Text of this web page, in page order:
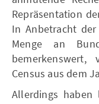
Repräsentation
In Anbetracht
Menge an
Census aus dem
Allerdings haben